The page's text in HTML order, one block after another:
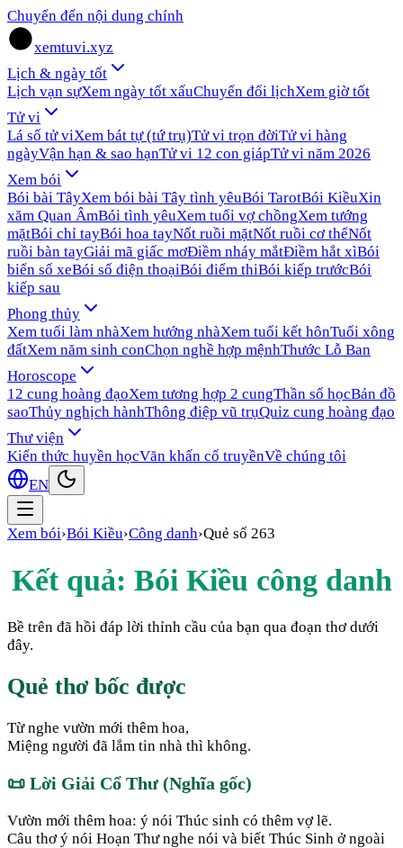
Chuyển đến nội dung chính
xemtuvi.xyz
Lịch & ngày tốt
Lịch vạn sựXem ngày tốt xấuChuyển đổi lịchXem giờ tốt
Tử vi
Lá số tử viXem bát tự (tứ trụ)Tử vi trọn đờiTử vi hàng
ngàyVận hạn & sao hạnTử vi 12 con giápTử vi năm 2026
Xem bói
Bói bài TâyXem bói bài Tây tình yêuBói TarotBói KiềuXin
xăm Quan ÂmBói tình yêuXem tuổi vợ chồngXem tướng
mặtBói chỉ tayBói hoa tayNốt ruồi mặtNốt ruồi cơ thểNốt
ruồi bàn tayGiải mã giấc mơĐiềm nháy mắtĐiềm hắt xìBói
biển số xeBói số điện thoạiBói điểm thiBói kiếp trướcBói
kiếp sau
Phong thủy
Xem tuổi làm nhàXem hướng nhàXem tuổi kết hônTuổi xông
đấtXem năm sinh conChọn nghề hợp mệnhThước Lỗ Ban
Horoscope
12 cung hoàng đạoXem tương hợp 2 cungThần số họcBản đồ
saoThủy nghịch hànhThông điệp vũ trụQuiz cung hoàng đạo
Thư viện
Kiến thức huyền họcVăn khấn cổ truyềnVề chúng tôi
EN
Xem bói›Bói Kiều›Công danh›Quẻ số 263
Kết quả: Bói Kiều công danh
Bề trên đã hồi đáp lời thỉnh cầu của bạn qua đoạn thơ dưới
đây.
Quẻ thơ bốc được
Từ nghe vườn mới thêm hoa,
Miệng người đã lắm tin nhà thì không.
📜 Lời Giải Cổ Thư (Nghĩa gốc)
Vườn mới thêm hoa: ý nói Thúc sinh có thêm vợ lẽ.
Câu thơ ý nói Hoạn Thư nghe nói và biết Thúc Sinh ở ngoài